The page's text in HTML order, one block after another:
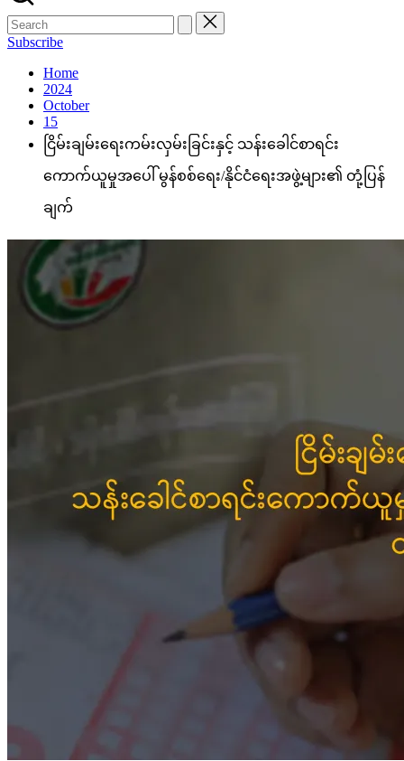
Subscribe
Home
2024
October
15
ငြိမ်းချမ်းရေးကမ်းလှမ်းခြင်းနှင့် သန်းခေါင်စာရင်း
ကောက်ယူမှုအပေါ် မွန်စစ်ရေး/နိုင်ငံရေးအဖွဲ့များ၏ တုံ့ပြန်
ချက်